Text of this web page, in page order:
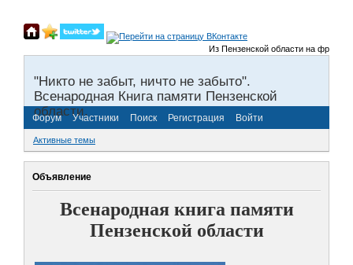
Из Пензенской области на фронты
"Никто не забыт, ничто не забыто".
Всенародная Книга памяти Пензенской
области.
Форум Участники Поиск Регистрация Войти
Активные темы
Объявление
Всенародная книга памяти
Пензенской области